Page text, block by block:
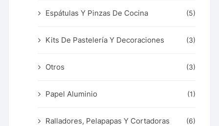
Espátulas Y Pinzas De Cocina (5)
Kits De Pastelería Y Decoraciones (3)
Otros (3)
Papel Aluminio (1)
Ralladores, Pelapapas Y Cortadoras (6)